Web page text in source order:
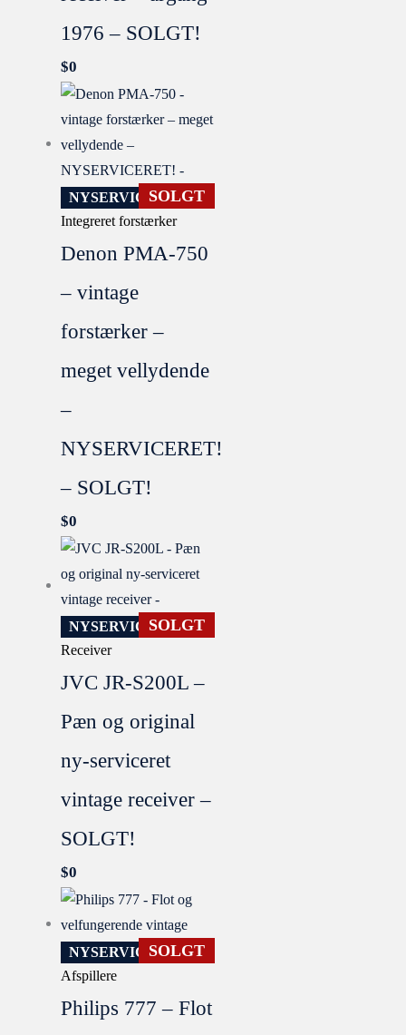
1976 – SOLGT!
$0
NYSERVICERET
SOLGT
Integreret forstærker
Denon PMA-750
– vintage
forstærker –
meget vellydende
–
NYSERVICERET!
– SOLGT!
$0
NYSERVICERET
SOLGT
Receiver
JVC JR-S200L –
Pæn og original
ny-serviceret
vintage receiver –
SOLGT!
$0
NYSERVICERET
SOLGT
Afspillere
Philips 777 – Flot